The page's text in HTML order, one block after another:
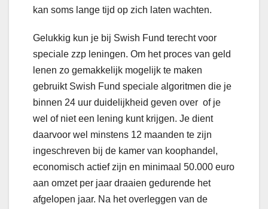
kan soms lange tijd op zich laten wachten.
Gelukkig kun je bij Swish Fund terecht voor
speciale zzp leningen. Om het proces van geld
lenen zo gemakkelijk mogelijk te maken
gebruikt Swish Fund speciale algoritmen die je
binnen 24 uur duidelijkheid geven over of je
wel of niet een lening kunt krijgen. Je dient
daarvoor wel minstens 12 maanden te zijn
ingeschreven bij de kamer van koophandel,
economisch actief zijn en minimaal 50.000 euro
aan omzet per jaar draaien gedurende het
afgelopen jaar. Na het overleggen van de